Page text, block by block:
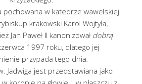
pochowana w katedrze wawelskiej.
krakowski Karol Wojtyła,
Jan Paweł II kanonizował dobrą
1997 roku, dlatego jej
przypada tego dnia.
Jadwiga jest przedstawiana jako